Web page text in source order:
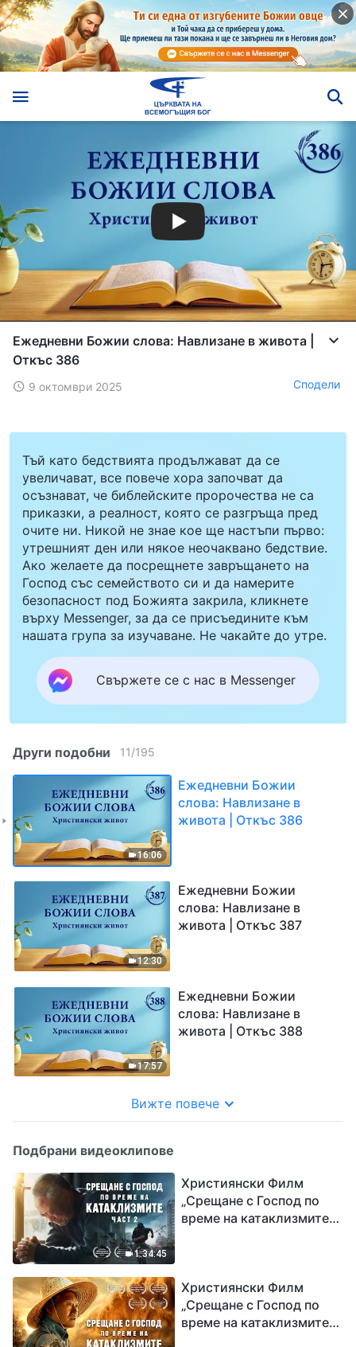
Ежедневни Божии слова: Навлизане в живота |
Откъс 386
9 октомври 2025 Сподели
Тъй като бедствията продължават да се
увеличават, все повече хора започват да
осъзнават, че библейските пророчества не са
приказки, а реалност, която се разгръща пред
очите ни. Никой не знае кое ще настъпи първо:
утрешният ден или някое неочаквано бедствие.
Ако желаете да посрещнете завръщането на
Господ със семейството си и да намерите
безопасност под Божията закрила, кликнете
върху Messenger, за да се присъедините към
нашата група за изучаване. Не чакайте до утре.
Свържете се с нас в Messenger
Други подобни 11/195
16:06
Ежедневни Божии
слова: Навлизане в
живота | Откъс 386
12:30
Ежедневни Божии
слова: Навлизане в
живота | Откъс 387
17:57
Ежедневни Божии
слова: Навлизане в
живота | Откъс 388
Вижте повече
Подбрани видеоклипове
1:34:45
Християнски Филм
„Срещане с Господ по
време на катаклизмите“
Християнски Филм
„Срещане с Господ по
време на катаклизмите“